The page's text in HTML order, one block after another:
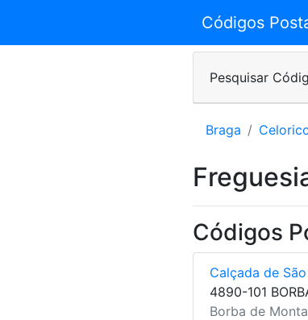
Códigos
Pesquisar
Braga
Códigos
Calçada de
4890-101
Borba de